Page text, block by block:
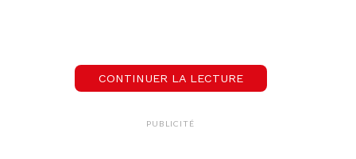
Le Mag de l'Happy Hour
CONTINUER LA LECTURE
PUBLICITÉ